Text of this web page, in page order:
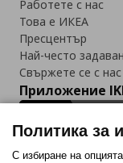
Работете с нас
Това е ИКЕА
Пресцентър
Най-често
Свържете се с нас
Приложение
Политика за
С избиране на